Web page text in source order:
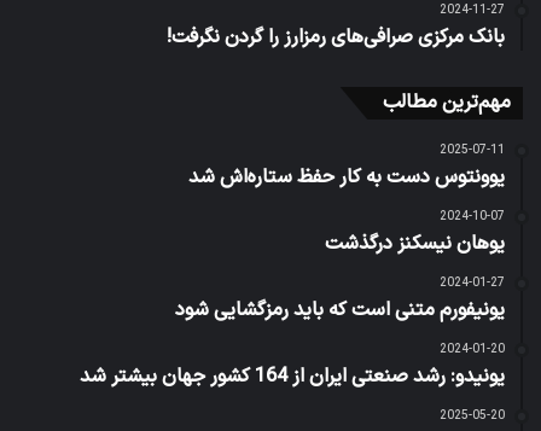
2024-11-27
بانک مرکزی صرافی‌های رمزارز را گردن نگرفت!
مهم‌ترین مطالب
2025-07-11
یوونتوس دست به کار حفظ ستاره‌اش شد
2024-10-07
یوهان نیسکنز درگذشت
2024-01-27
یونیفورم متنی است که باید رمزگشایی شود
2024-01-20
یونیدو: رشد صنعتی ایران از 164 کشور جهان بیشتر شد
2025-05-20